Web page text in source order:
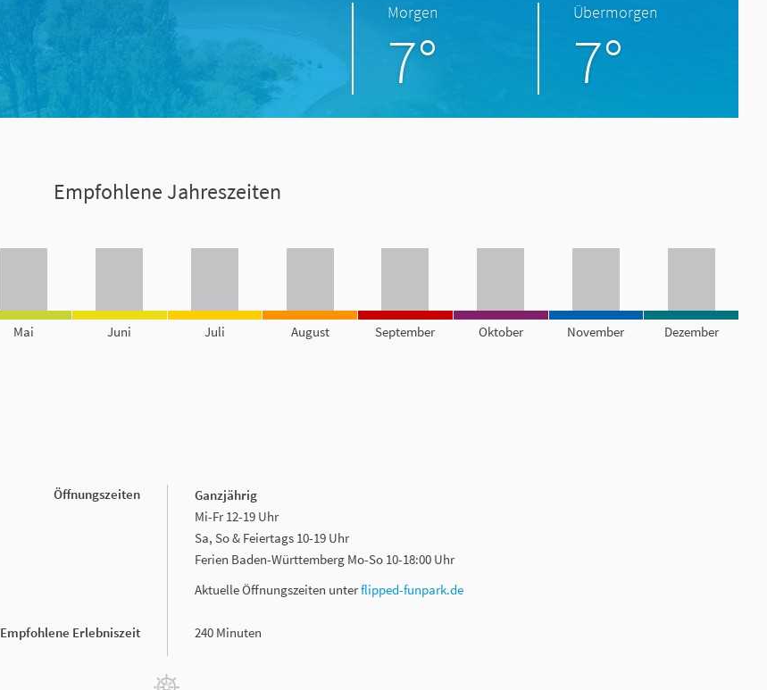
Morgen
7°
Übermorgen
7°
Empfohlene Jahreszeiten
Mai Juni Juli August September Oktober November Dezember
Öffnungszeiten
Ganzjährig
Mi-Fr 12-19 Uhr
Sa, So & Feiertags 10-19 Uhr
Ferien Baden-Württemberg Mo-So 10-18:00 Uhr
Aktuelle Öffnungszeiten unterflipped-funpark.de
Empfohlene Erlebniszeit 240 Minuten